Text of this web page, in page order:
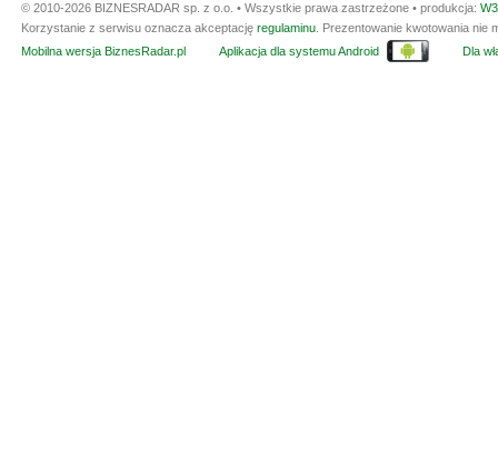
© 2010-2026 BIZNESRADAR sp. z o.o. • Wszystkie prawa zastrzeżone • produkcja:
Korzystanie z serwisu oznacza akceptację regulaminu . Prezentowanie kwotowania
Mobilna wersja BiznesRadar.pl
Aplikacja dla systemu Android Dla